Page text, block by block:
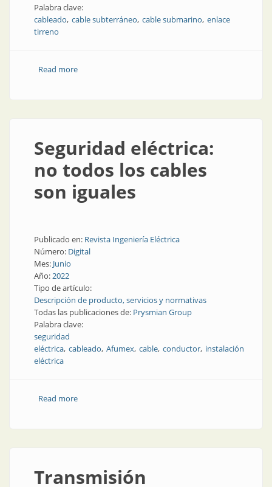
Palabra clave:
cableado cable subterráneo cable submarino enlace
tirreno
Read moreabout Prysmian y sus proyectos más destacados de
Seguridad eléctrica:
no todos los cables
son iguales
Publicado en: Revista Ingeniería Eléctrica
Número: Digital
Mes: Junio
Año:2022
Tipo de artículo:
Descripción de producto, servicios y normativas
Todas las publicaciones de: Prysmian Group
Palabra clave:
seguridad
eléctrica cableado Afumex cable conductor instalación
eléctrica
Read moreabout Seguridad eléctrica: no todos los cables son
Transmisión